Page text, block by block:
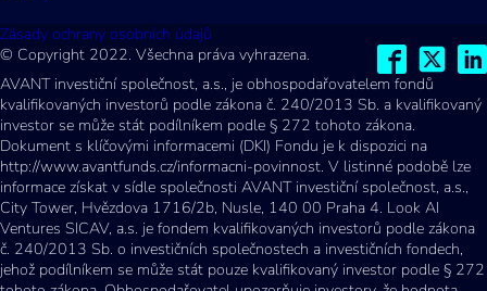
Zásady ochrany osobních údajů
© Copyright 2022. Všechna práva vyhrazena.
AVANT investiční společnost, a.s., je obhospodařovatelem fondů
kvalifikovaných investorů podle zákona č. 240/2013 Sb. a kvalifikovaný
investor se může stát podílníkem podle § 272 tohoto zákona.
Dokument s klíčovými informacemi (DKI) Fondu je k dispozici na
http://www.avantfunds.cz/informacni-povinnost. V listinné podobě lze
informace získat v sídle společnosti AVANT investiční společnost, a.s.,
City Tower, Hvězdova 1716/2b, Nusle, 140 00 Praha 4. Look AI
Ventures SICAV, a.s. je fondem kvalifikovaných investorů podle zákona
č. 240/2013 Sb. o investičních společnostech a investičních fondech,
jehož podílníkem se může stát pouze kvalifikovaný investor podle § 272